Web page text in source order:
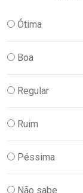
Ótima
Boa
Regular
Ruim
Péssima
Não sabe